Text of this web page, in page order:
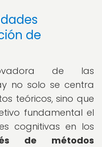
de
de las
no solo se centra
teóricos, sino que
fundamental el
cognitivas en los
de métodos